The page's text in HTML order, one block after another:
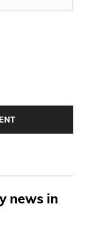
news in